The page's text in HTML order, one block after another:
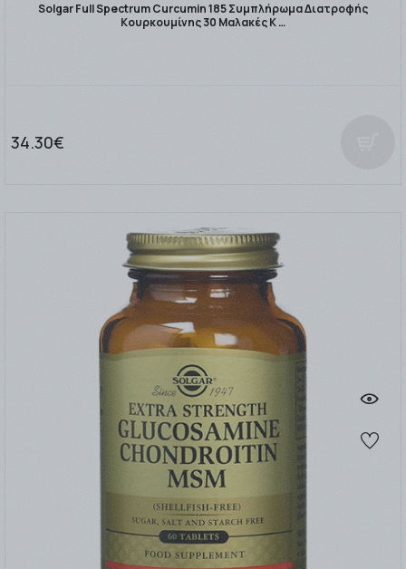
Solgar Full Spectrum Curcumin 185 Συμπλήρωμα Διατροφής
Κουρκουμίνης 30 Μαλακές Κ …
34.30€